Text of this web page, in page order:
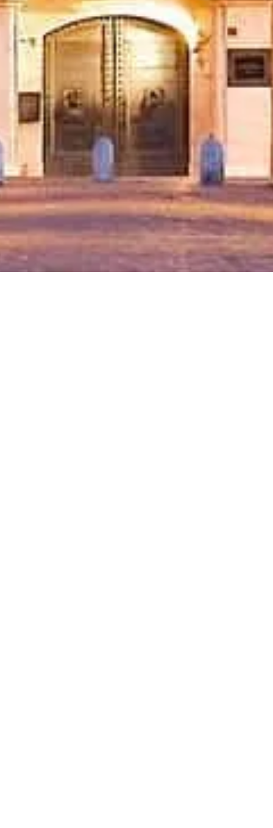
Быстрые ссылки
Выберите билеты
Время посещения
Что посмотреть
Правовая информация
Юридическая информация
О нас
Политика конфиденциальности
Политика в отношении файлов cookie
Создано с ❤️ для путешественников и любителей истории по
всему миру человеком, таким же, как они.
Ваш личный гид по Castel Sant'Angelo. Задавайте вопросы о
билетах, часах работы и многом другом!